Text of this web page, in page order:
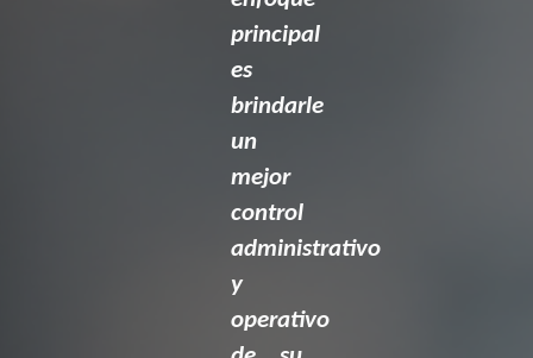
principal
es
brindarle
un
mejor
control
administrativo
y
operativo